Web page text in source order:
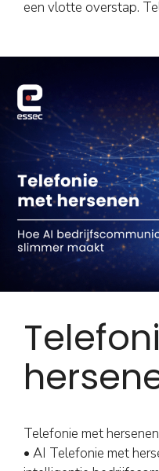
een vlotte overstap.
Telefonie met
• AI Telefonie met